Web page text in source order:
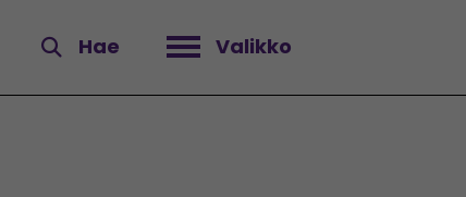
Hae Valikko
Avaa valikko